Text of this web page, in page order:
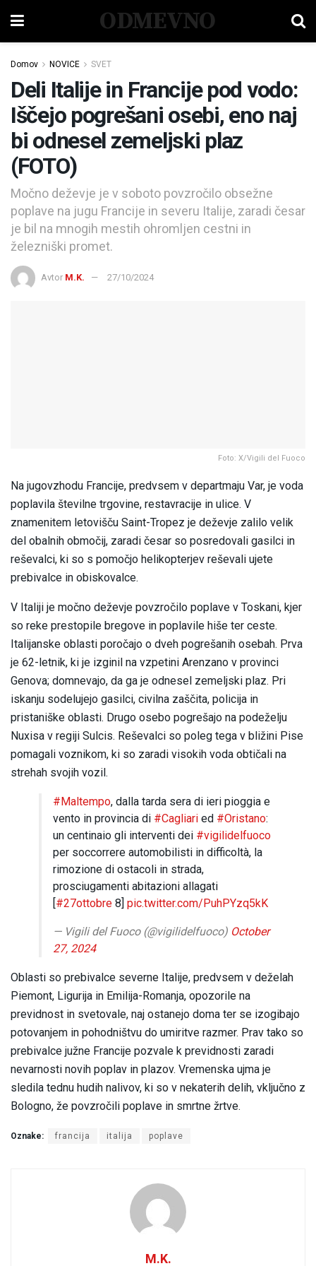
ODMEVNO
Domov NOVICE SVET
Deli Italije in Francije pod vodo:
Iščejo pogrešani osebi, eno naj
bi odnesel zemeljski plaz
(FOTO)
Močno deževje je v soboto povzročilo obsežne
poplave na jugu Francije in severu Italije, zaradi česar
je bil na mnogih mestih ohromljen cestni in
železniški promet.
Avtor M.K. 27/10/2024
Foto: X/Vigili del Fuoco
Na jugovzhodu Francije, predvsem v departmaju Var, je voda
poplavila številne trgovine, restavracije in ulice. V
znamenitem letovišču Saint-Tropez je deževje zalilo velik
del obalnih območij, zaradi česar so posredovali gasilci in
reševalci, ki so s pomočjo helikopterjev reševali ujete
prebivalce in obiskovalce.
V Italiji je močno deževje povzročilo poplave v Toskani, kjer
so reke prestopile bregove in poplavile hiše ter ceste.
Italijanske oblasti poročajo o dveh pogrešanih osebah. Prva
je 62-letnik, ki je izginil na vzpetini Arenzano v provinci
Genova; domnevajo, da ga je odnesel zemeljski plaz. Pri
iskanju sodelujejo gasilci, civilna zaščita, policija in
pristaniške oblasti. Drugo osebo pogrešajo na podeželju
Nuxisa v regiji Sulcis. Reševalci so poleg tega v bližini Pise
pomagali voznikom, ki so zaradi visokih voda obtičali na
strehah svojih vozil.
#Maltempo, dalla tarda sera di ieri pioggia e
vento in provincia di #Cagliari ed #Oristano:
un centinaio gli interventi dei #vigilidelfuoco
per soccorrere automobilisti in difficoltà, la
rimozione di ostacoli in strada,
prosciugamenti abitazioni allagati
[#27ottobre 8] pic.twitter.com/PuhPYzq5kK
— Vigili del Fuoco (@vigilidelfuoco) October
27, 2024
Oblasti so prebivalce severne Italije, predvsem v deželah
Piemont, Ligurija in Emilija-Romanja, opozorile na
previdnost in svetovale, naj ostanejo doma ter se izogibajo
potovanjem in pohodništvu do umiritve razmer. Prav tako so
prebivalce južne Francije pozvale k previdnosti zaradi
nevarnosti novih poplav in plazov. Vremenska ujma je
sledila tednu hudih nalivov, ki so v nekaterih delih, vključno z
Bologno, že povzročili poplave in smrtne žrtve.
Oznake: francija italija poplave
M.K.